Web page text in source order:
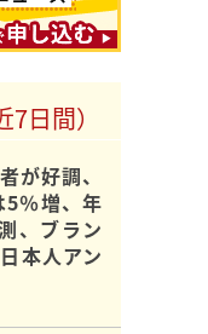
日間）
が好調、
％増、年
、ブラン
本人アン